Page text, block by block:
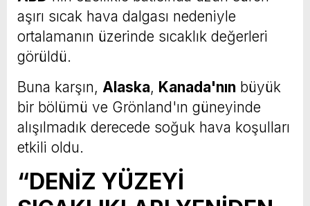
aşırı sıcak hava dalgası nedeniyle
ortalamanın üzerinde sıcaklık değerleri
görüldü.
Buna karşın, Alaska, Kanada'nın büyük
bir bölümü ve Grönland'ın güneyinde
alışılmadık derecede soğuk hava koşulları
etkili oldu.
“DENİZ YÜZEYİ